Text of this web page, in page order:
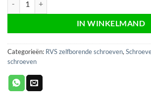
IN WINKELMAND
Categorieën: RVS zelfborende schroeven,
schroeven